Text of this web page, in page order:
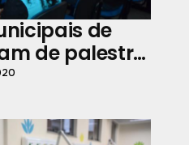
de
de palestra
Financeira